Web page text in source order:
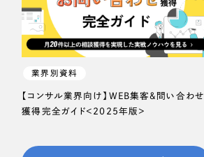
業界別資料
【コンサル業界向け】WEB集客＆問い合わせ
獲得完全ガイド＜2025年版＞